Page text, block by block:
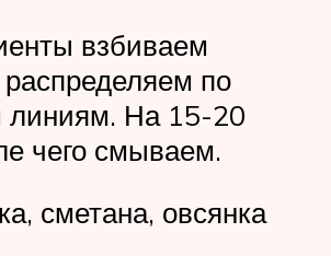
взбиваем
по
На 15-20
чего смываем.
сметана, овсянка